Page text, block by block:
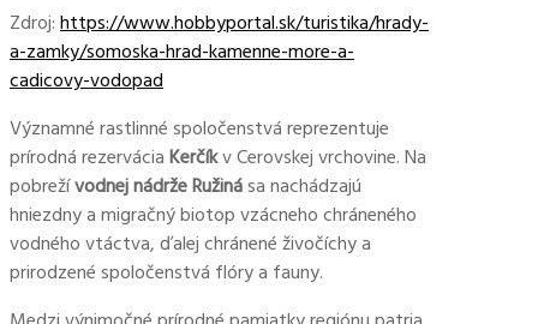
Zdroj:https://www.hobbyportal.sk/turistika/hrady-
a-zamky/somoska-hrad-kamenne-more-a-
cadicovy-vodopad
Významné rastlinné spoločenstvá reprezentuje
prírodná rezerváciaKerčíkv Cerovskej vrchovine. Na
pobrežívodnej nádrže Ružinása nachádzajú
hniezdny a migračný biotop vzácneho chráneného
vodného vtáctva, ďalej chránené živočíchy a
prirodzené spoločenstvá flóry a fauny.